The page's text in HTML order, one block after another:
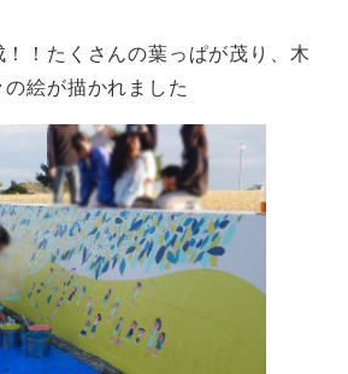
！たくさんの葉っぱが茂り、木
絵が描かれました